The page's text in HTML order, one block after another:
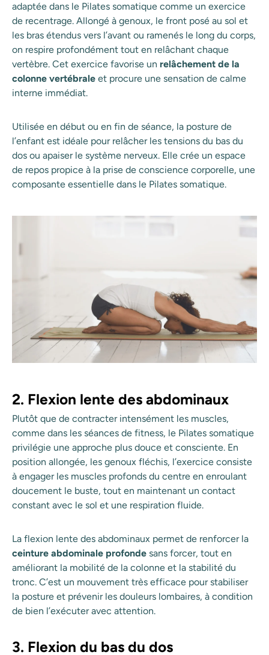
adaptée dans le Pilates somatique comme un exercice
de recentrage. Allongé à genoux, le front posé au sol et
les bras étendus vers l’avant ou ramenés le long du corps,
on respire profondément tout en relâchant chaque
vertèbre. Cet exercice favorise un relâchement de la
colonne vertébrale et procure une sensation de calme
interne immédiat.
Utilisée en début ou en fin de séance, la posture de
l’enfant est idéale pour relâcher les tensions du bas du
dos ou apaiser le système nerveux. Elle crée un espace
de repos propice à la prise de conscience corporelle, une
composante essentielle dans le Pilates somatique.
2. Flexion lente des abdominaux
Plutôt que de contracter intensément les muscles,
comme dans les séances de fitness, le Pilates somatique
privilégie une approche plus douce et consciente. En
position allongée, les genoux fléchis, l’exercice consiste
à engager les muscles profonds du centre en enroulant
doucement le buste, tout en maintenant un contact
constant avec le sol et une respiration fluide.
La flexion lente des abdominaux permet de renforcer la
ceinture abdominale profonde sans forcer, tout en
améliorant la mobilité de la colonne et la stabilité du
tronc. C’est un mouvement très efficace pour stabiliser
la posture et prévenir les douleurs lombaires, à condition
de bien l’exécuter avec attention.
3. Flexion du bas du dos